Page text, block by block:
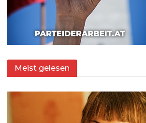
Meist gelesen